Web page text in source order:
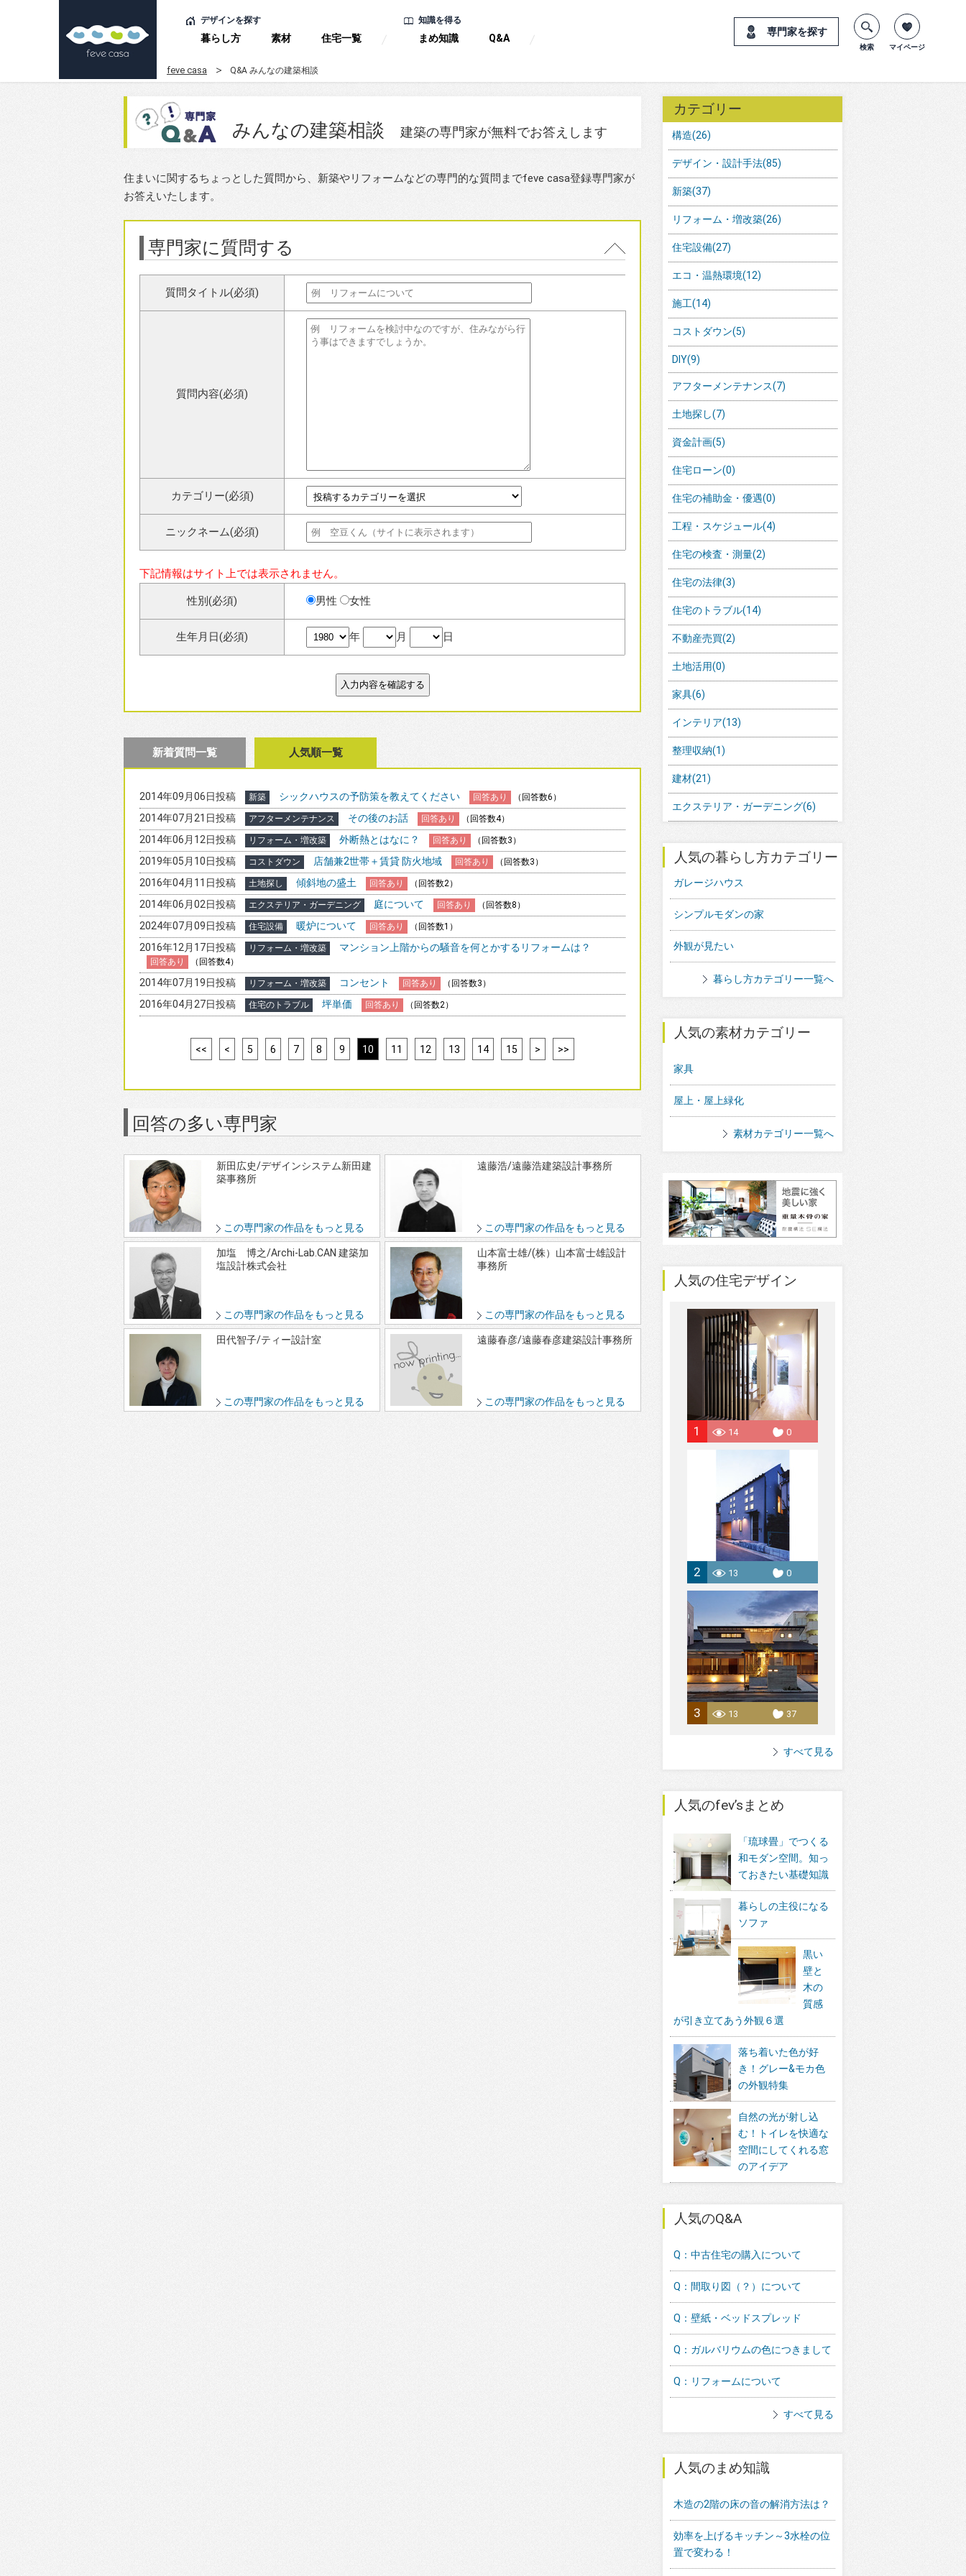
デザインを探す
暮らし方 素材 住宅一覧
知識を得る
まめ知識 Q&A
専門家を探す
検索 マイページ
feve casa Q&A みんなの建築相談
みんなの建築相談 建築の専門家が無料でお答えします
住まいに関するちょっとした質問から、新築やリフォームなどの専門的な質問までfeve casa登録専門家が
お答えいたします。
専門家に質問する
質問タイトル(必須)
質問内容(必須)
カテゴリー(必須)
ニックネーム(必須)
下記情報はサイト上では表示されません。
性別(必須) 男性 女性
生年月日(必須) 年 月 日
新着質問一覧 人気順一覧
2014年09月06日投稿 新築 シックハウスの予防策を教えてください 回答あり （回答数6）
2014年07月21日投稿 アフターメンテナンス その後のお話 回答あり （回答数4）
2014年06月12日投稿 リフォーム・増改築 外断熱とはなに？ 回答あり （回答数3）
2019年05月10日投稿 コストダウン 店舗兼2世帯＋賃貸 防火地域 回答あり （回答数3）
2016年04月11日投稿 土地探し 傾斜地の盛土 回答あり （回答数2）
2014年06月02日投稿 エクステリア・ガーデニング 庭について 回答あり （回答数8）
2024年07月09日投稿 住宅設備 暖炉について 回答あり （回答数1）
2016年12月17日投稿 リフォーム・増改築 マンション上階からの騒音を何とかするリフォームは？
回答あり （回答数4）
2014年07月19日投稿 リフォーム・増改築 コンセント 回答あり （回答数3）
2016年04月27日投稿 住宅のトラブル 坪単価 回答あり （回答数2）
<< < 5 6 7 8 9 10 11 12 13 14 15 > >>
回答の多い専門家
新田広史/デザインシステム新田建
築事務所
この専門家の作品をもっと見る
遠藤浩/遠藤浩建築設計事務所
この専門家の作品をもっと見る
加塩 博之/Archi-Lab.CAN 建築加
塩設計株式会社
この専門家の作品をもっと見る
山本富士雄/(株）山本富士雄設計
事務所
この専門家の作品をもっと見る
田代智子/ティー設計室
この専門家の作品をもっと見る
遠藤春彦/遠藤春彦建築設計事務所
この専門家の作品をもっと見る
カテゴリー
構造(26)
デザイン・設計手法(85)
新築(37)
リフォーム・増改築(26)
住宅設備(27)
エコ・温熱環境(12)
施工(14)
コストダウン(5)
DIY(9)
アフターメンテナンス(7)
土地探し(7)
資金計画(5)
住宅ローン(0)
住宅の補助金・優遇(0)
工程・スケジュール(4)
住宅の検査・測量(2)
住宅の法律(3)
住宅のトラブル(14)
不動産売買(2)
土地活用(0)
家具(6)
インテリア(13)
整理収納(1)
建材(21)
エクステリア・ガーデニング(6)
人気の暮らし方カテゴリー
ガレージハウス
シンプルモダンの家
外観が見たい
暮らし方カテゴリー一覧へ
人気の素材カテゴリー
家具
屋上・屋上緑化
素材カテゴリー一覧へ
人気の住宅デザイン
1 14 0
2 13 0
3 13 37
すべて見る
人気のfev’sまとめ
「琉球畳」でつくる
和モダン空間。知っ
ておきたい基礎知識
暮らしの主役になる
ソファ
黒い
壁と
木の
質感
が引き立てあう外観６選
落ち着いた色が好
き！グレー&モカ色
の外観特集
自然の光が射し込
む！トイレを快適な
空間にしてくれる窓
のアイデア
人気のQ&A
Q：中古住宅の購入について
Q：間取り図（？）について
Q：壁紙・ベッドスプレッド
Q：ガルバリウムの色につきまして
Q：リフォームについて
すべて見る
人気のまめ知識
木造の2階の床の音の解消方法は？
効率を上げるキッチン～3水栓の位
置で変わる！